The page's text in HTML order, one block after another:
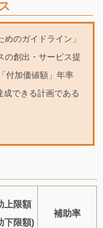
のガイドライン」
の創出・サービス提
付加価値額」年率
できる計画である
上限額
下限額)
補助率